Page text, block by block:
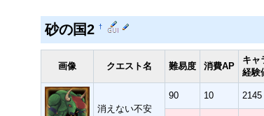
砂の国2 †
画像 クエスト名 難易度 消費AP
キャ
経験
消えない不安
90 10 2145